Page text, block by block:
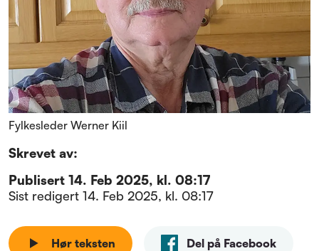
Fylkesleder Werner Kiil
Skrevet av:
Publisert 14. Feb 2025, kl. 08:17
Sist redigert 14. Feb 2025, kl. 08:17
Hør teksten Del på Facebook